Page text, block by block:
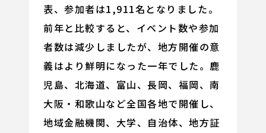
表、参加者は1,911名となりました。
前年と比較すると、イベント数や参加
者数は減少しましたが、地方開催の意
義はより鮮明になった一年でした。鹿
児島、北海道、富山、長岡、福岡、南
大阪・和歌山など全国各地で開催し、
地域金融機関、大学、自治体、地方証